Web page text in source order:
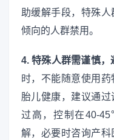
助缓解手段，特殊
倾向的人群禁用。
4. 特殊人群需谨慎，
时，不能随意使用
胎儿健康，建议通
过高，控制在40-
解，必要时咨询产